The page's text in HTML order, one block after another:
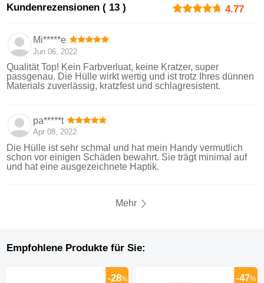
Kundenrezensionen ( 13 ) 4.77
Mi*****e
Jun 06, 2022
Qualität Top! Kein Farbverluat, keine Kratzer, super
passgenau. Die Hülle wirkt wertig und ist trotz Ihres dünnen
Materials zuverlässig, kratzfest und schlagresistent.
pa*****t
Apr 08, 2022
Die Hülle ist sehr schmal und hat mein Handy vermutlich
schon vor einigen Schäden bewahrt. Sie trägt minimal auf
und hat eine ausgezeichnete Haptik.
Mehr
Empfohlene Produkte für Sie:
-28% -47%